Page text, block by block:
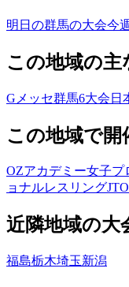
明日の群馬の大会今
この地域の主
Gメッセ群馬6大会 日
この地域で開
OZアカデミー女子プ
ョナルレスリングJTO
近隣地域の大
福島栃木埼玉新潟